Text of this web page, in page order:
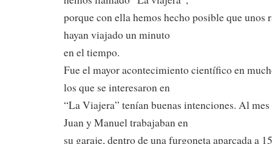
porque con ella hemos hecho posible que unos
hayan viajado un minuto
en el tiempo.
Fue el mayor acontecimiento científico en
los que se interesaron en
“La Viajera” tenían buenas intenciones. Al
Juan y Manuel trabajaban en
su garaje, dentro de una furgoneta aparcada a